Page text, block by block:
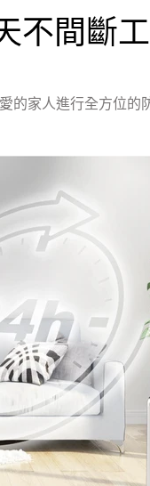
不間斷
的家人進行全方位的